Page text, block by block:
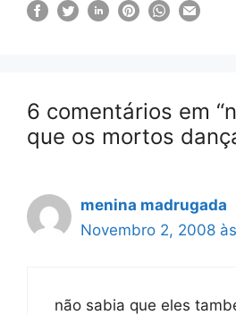
6 comentários em
que os mortos
menina madrugada
Novembro 2, 2008
não sabia que eles